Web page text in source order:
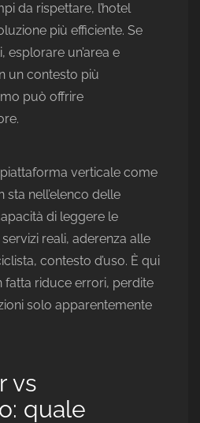
da rispettare, l’hotel
più efficiente. Se
esplorare un’area e
un contesto più
può offrire
verticale come
sta nell’elenco delle
di leggere le
reali, aderenza alle
contesto d’uso. È qui
fatta riduce errori, perdite
solo apparentemente
vs
quale